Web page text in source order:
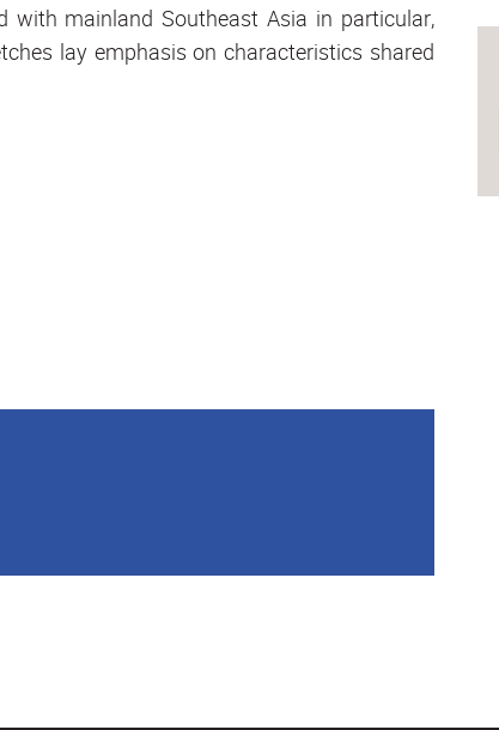
with mainland Southeast Asia in particular,
lay emphasis on characteristics shared